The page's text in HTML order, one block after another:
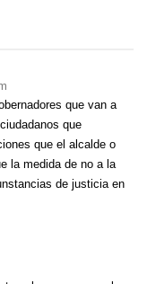
que van a
que
que el alcalde o
la medida de no a la
de justicia en